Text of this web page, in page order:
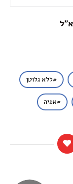
ללא גלוטן
אפיה